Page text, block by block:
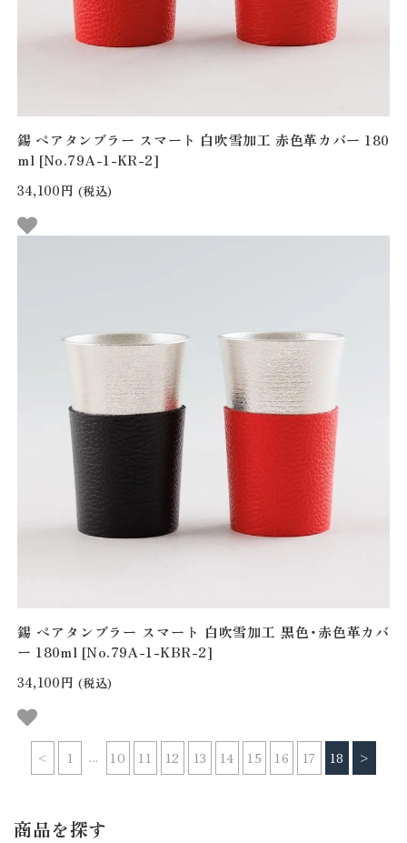
錫 ペアタンブラー スマート 白吹雪加工 赤色革カバー 180
ml [No.79A-1-KR-2]
34,100円 (税込)
錫 ペアタンブラー スマート 白吹雪加工 黒色・赤色革カバ
ー 180ml [No.79A-1-KBR-2]
34,100円 (税込)
< 1 ... 10 11 12 13 14 15 16 17 18 >
商品を探す